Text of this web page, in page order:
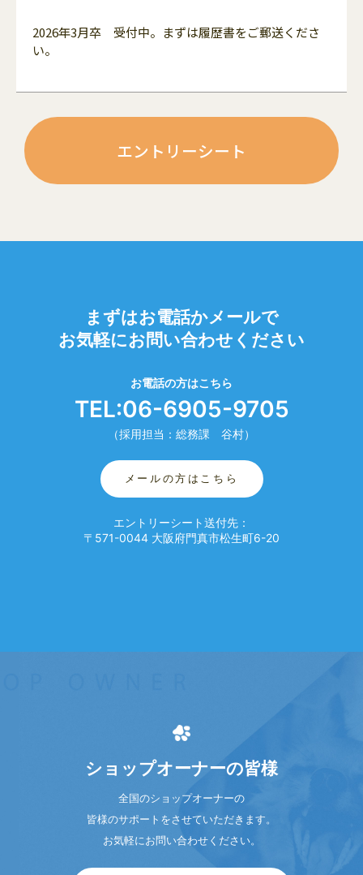
2026年3月卒 受付中。まずは履歴書をご郵送くださ
い。
エントリーシート
まずはお電話かメールで
お気軽にお問い合わせください
お電話の方はこちら
TEL:06-6905-9705
（採用担当：総務課 谷村）
メールの方はこちら
エントリーシート送付先：
〒571-0044 大阪府門真市松生町6-20
ショップオーナーの皆様
全国のショップオーナーの
皆様のサポートをさせていただきます。
お気軽にお問い合わせください。